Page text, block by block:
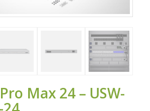
Max 24 – USW-